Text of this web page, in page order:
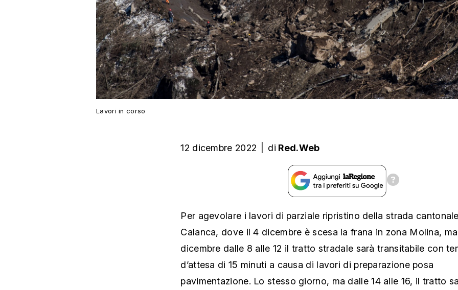
Lavori in corso
12 dicembre 2022 di Red.Web
Per agevolare i lavori di parziale ripristino della strada
Calanca, dove il 4 dicembre è scesa la frana in zona Molina,
dicembre dalle 8 alle 12 il tratto stradale sarà transitabile con
d’attesa di 15 minuti a causa di lavori di preparazione posa
pavimentazione. Lo stesso giorno, ma dalle 14 alle 16, il tratto